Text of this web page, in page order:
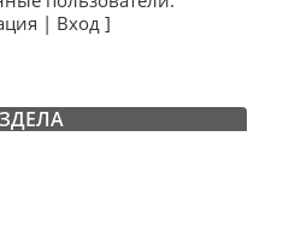
| Вход]